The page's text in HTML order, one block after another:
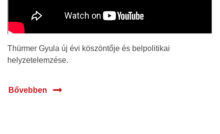
Thürmer Gyula új évi köszöntője és belpolitikai
helyzetelemzése.
Bővebben